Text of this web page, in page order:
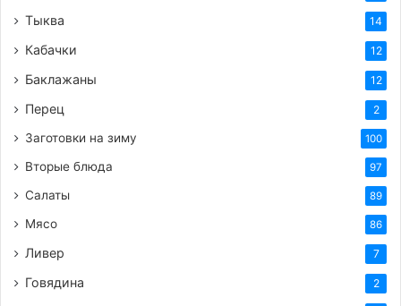
Тыква 14
Кабачки 12
Баклажаны 12
Перец 2
Заготовки на зиму 100
Вторые блюда 97
Салаты 89
Мясо 86
Ливер 7
Говядина 2